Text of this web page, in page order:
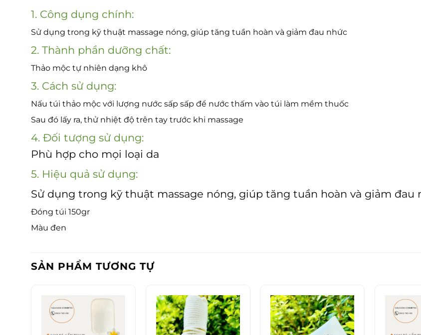
1. Công dụng chính:
Sử dụng trong kỹ thuật massage nóng, giúp tăng tuần hoàn và giảm đau nhức
2. Thành phần dưỡng chất:
Thảo mộc tự nhiên dạng khô
3. Cách sử dụng:
Nấu túi thảo mộc với lượng nước sấp sấp để nước thấm vào túi làm mềm thuốc
Sau đó lấy ra, thử nhiệt độ trên tay trước khi massage
4. Đối tượng sử dụng:
Phù hợp cho mọi loại da
5. Hiệu quả sử dụng:
Sử dụng trong kỹ thuật massage nóng, giúp tăng tuần hoàn và giảm đau
Đóng túi 150gr
Màu đen
SẢN PHẨM TƯƠNG TỰ